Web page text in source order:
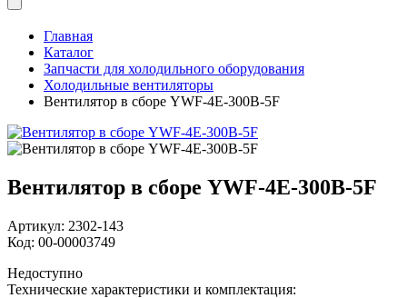
Главная
Каталог
Запчасти для холодильного оборудования
Холодильные вентиляторы
Вентилятор в сборе YWF-4E-300B-5F
Вентилятор в сборе YWF-4E-300B-5F
Артикул: 2302-143
Код: 00-00003749
Недоступно
Технические характеристики и комплектация: